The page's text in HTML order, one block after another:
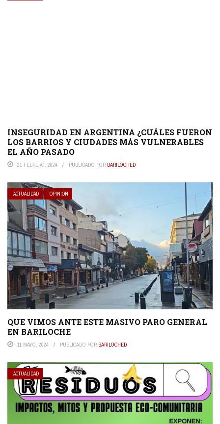
INSEGURIDAD EN ARGENTINA ¿CUÁLES FUERON
LOS BARRIOS Y CIUDADES MÁS VULNERABLES
EL AÑO PASADO
21 FEBRERO, 2024 PUBLICADO POR BARILOCHED
ACTUALIDAD OPINIÓN
QUE VIMOS ANTE ESTE MASIVO PARO GENERAL
EN BARILOCHE
11 MAYO, 2024 PUBLICADO POR BARILOCHED
ACTUALIDAD